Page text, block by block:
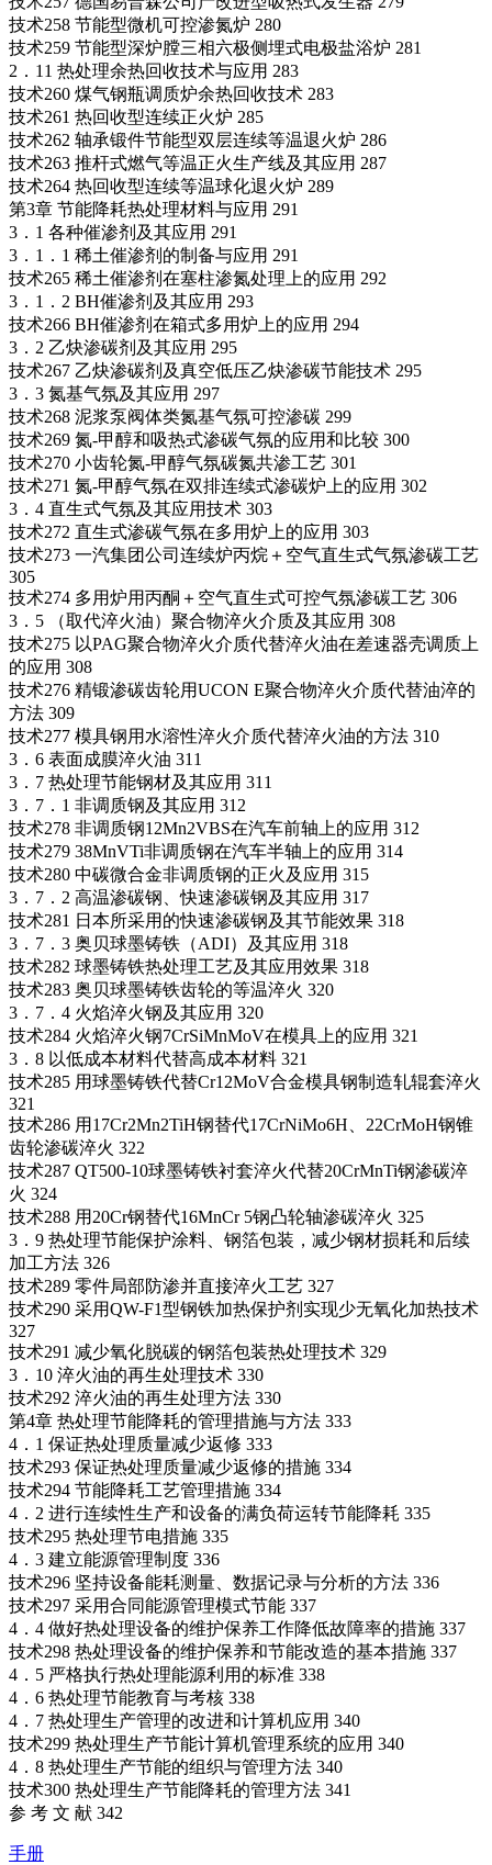
技术258 节能型微机可控渗氮炉 280
技术259 节能型深炉膛三相六极侧埋式电极盐浴炉 281
2．11 热处理余热回收技术与应用 283
技术260 煤气钢瓶调质炉余热回收技术 283
技术261 热回收型连续正火炉 285
技术262 轴承锻件节能型双层连续等温退火炉 286
技术263 推杆式燃气等温正火生产线及其应用 287
技术264 热回收型连续等温球化退火炉 289
第3章 节能降耗热处理材料与应用 291
3．1 各种催渗剂及其应用 291
3．1．1 稀土催渗剂的制备与应用 291
技术265 稀土催渗剂在塞柱渗氮处理上的应用 292
3．1．2 BH催渗剂及其应用 293
技术266 BH催渗剂在箱式多用炉上的应用 294
3．2 乙炔渗碳剂及其应用 295
技术267 乙炔渗碳剂及真空低压乙炔渗碳节能技术 295
3．3 氮基气氛及其应用 297
技术268 泥浆泵阀体类氮基气氛可控渗碳 299
技术269 氮-甲醇和吸热式渗碳气氛的应用和比较 300
技术270 小齿轮氮-甲醇气氛碳氮共渗工艺 301
技术271 氮-甲醇气氛在双排连续式渗碳炉上的应用 302
3．4 直生式气氛及其应用技术 303
技术272 直生式渗碳气氛在多用炉上的应用 303
技术273 一汽集团公司连续炉丙烷＋空气直生式气氛渗碳工艺
305
技术274 多用炉用丙酮＋空气直生式可控气氛渗碳工艺 306
3．5 （取代淬火油）聚合物淬火介质及其应用 308
技术275 以PAG聚合物淬火介质代替淬火油在差速器壳调质上
的应用 308
技术276 精锻渗碳齿轮用UCON E聚合物淬火介质代替油淬的
方法 309
技术277 模具钢用水溶性淬火介质代替淬火油的方法 310
3．6 表面成膜淬火油 311
3．7 热处理节能钢材及其应用 311
3．7．1 非调质钢及其应用 312
技术278 非调质钢12Mn2VBS在汽车前轴上的应用 312
技术279 38MnVTi非调质钢在汽车半轴上的应用 314
技术280 中碳微合金非调质钢的正火及应用 315
3．7．2 高温渗碳钢、快速渗碳钢及其应用 317
技术281 日本所采用的快速渗碳钢及其节能效果 318
3．7．3 奥贝球墨铸铁（ADI）及其应用 318
技术282 球墨铸铁热处理工艺及其应用效果 318
技术283 奥贝球墨铸铁齿轮的等温淬火 320
3．7．4 火焰淬火钢及其应用 320
技术284 火焰淬火钢7CrSiMnMoV在模具上的应用 321
3．8 以低成本材料代替高成本材料 321
技术285 用球墨铸铁代替Cr12MoV合金模具钢制造轧辊套淬火
321
技术286 用17Cr2Mn2TiH钢替代17CrNiMo6H、22CrMoH钢锥
齿轮渗碳淬火 322
技术287 QT500-10球墨铸铁衬套淬火代替20CrMnTi钢渗碳淬
火 324
技术288 用20Cr钢替代16MnCr 5钢凸轮轴渗碳淬火 325
3．9 热处理节能保护涂料、钢箔包装，减少钢材损耗和后续
加工方法 326
技术289 零件局部防渗并直接淬火工艺 327
技术290 采用QW-F1型钢铁加热保护剂实现少无氧化加热技术
327
技术291 减少氧化脱碳的钢箔包装热处理技术 329
3．10 淬火油的再生处理技术 330
技术292 淬火油的再生处理方法 330
第4章 热处理节能降耗的管理措施与方法 333
4．1 保证热处理质量减少返修 333
技术293 保证热处理质量减少返修的措施 334
技术294 节能降耗工艺管理措施 334
4．2 进行连续性生产和设备的满负荷运转节能降耗 335
技术295 热处理节电措施 335
4．3 建立能源管理制度 336
技术296 坚持设备能耗测量、数据记录与分析的方法 336
技术297 采用合同能源管理模式节能 337
4．4 做好热处理设备的维护保养工作降低故障率的措施 337
技术298 热处理设备的维护保养和节能改造的基本措施 337
4．5 严格执行热处理能源利用的标准 338
4．6 热处理节能教育与考核 338
4．7 热处理生产管理的改进和计算机应用 340
技术299 热处理生产节能计算机管理系统的应用 340
4．8 热处理生产节能的组织与管理方法 340
技术300 热处理生产节能降耗的管理方法 341
参 考 文 献 342
手册